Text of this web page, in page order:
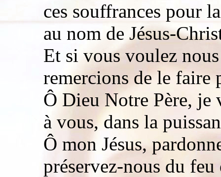
ces souffrances pour
au nom de Jésus-
Et si vous voulez
remercions de le
Ô Dieu Notre Père, je
à vous, dans la
Ô mon Jésus,
préservez-nous du